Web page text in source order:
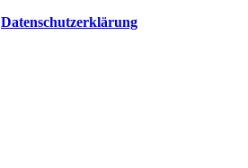
Datenschutzerklärung